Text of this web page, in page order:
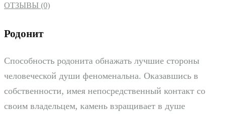
ОТЗЫВЫ (0)
Родонит
Способность родонита обнажать лучшие стороны
человеческой души феноменальна. Оказавшись в
собственности, имея непосредственный контакт со
своим владельцем, камень взращивает в душе